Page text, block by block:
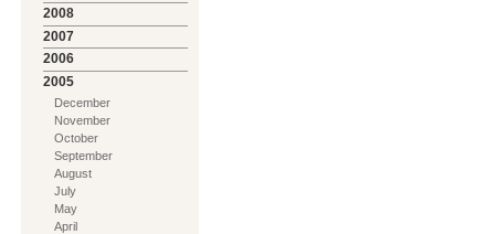
2008
2007
2006
2005
December
November
October
September
August
July
May
April